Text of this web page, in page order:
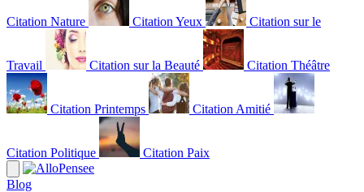
Citation Nature Citation Yeux Citation sur le
Travail Citation sur la Beauté Citation Théâtre
Citation Printemps Citation Amitié
Citation Politique Citation Paix
Blog